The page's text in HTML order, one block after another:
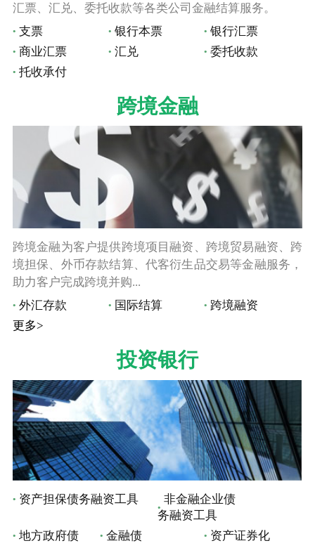
汇票、汇兑、委托收款等各类公司金融结算服务。
支票
银行本票
银行汇票
商业汇票
汇兑
委托收款
托收承付
跨境金融
跨境金融为客户提供跨境项目融资、跨境贸易融资、跨
境担保、外币存款结算、代客衍生品交易等金融服务，
助力客户完成跨境并购...
外汇存款
国际结算
跨境融资
更多>
投资银行
资产担保债务融资工具
非金融企业债
务融资工具
地方政府债
金融债
资产证券化